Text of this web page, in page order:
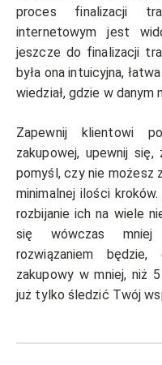
proces finalizacji
internetowym jest
jeszcze do finalizacji
była ona intuicyjna,
wiedział, gdzie w danym
Zapewnij klientowi
zakupowej, upewnij
pomyśl, czy nie możesz
minimalnej ilości
rozbijanie ich na wiele
się wówczas mniej
rozwiązaniem
zakupowy w mniej, niż
już tylko śledzić Twój